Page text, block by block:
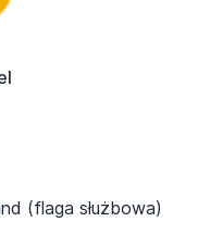
(flaga służbowa)